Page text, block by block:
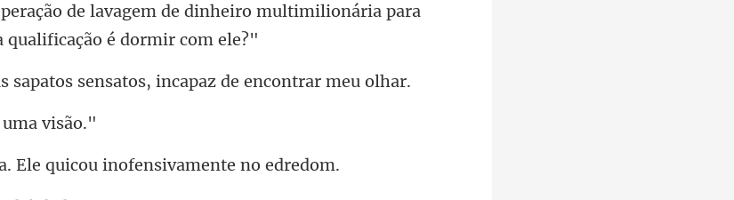
dinheiro multimilionária para
apatos sensatos, incapaz
Ele quicou inofen